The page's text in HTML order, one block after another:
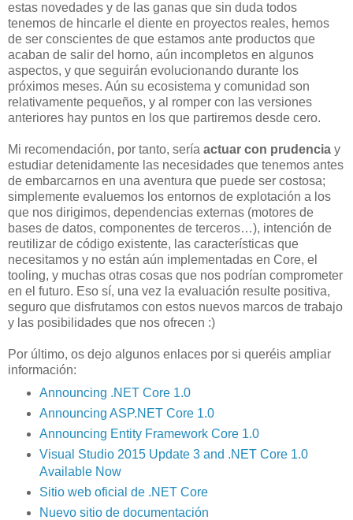
estas novedades y de las ganas que sin duda todos
tenemos de hincarle el diente en proyectos reales, hemos
de ser conscientes de que estamos ante productos que
acaban de salir del horno, aún incompletos en algunos
aspectos, y que seguirán evolucionando durante los
próximos meses. Aún su ecosistema y comunidad son
relativamente pequeños, y al romper con las versiones
anteriores hay puntos en los que partiremos desde cero.
Mi recomendación, por tanto, sería actuar con prudencia y
estudiar detenidamente las necesidades que tenemos antes
de embarcarnos en una aventura que puede ser costosa;
simplemente evaluemos los entornos de explotación a los
que nos dirigimos, dependencias externas (motores de
bases de datos, componentes de terceros…), intención de
reutilizar de código existente, las características que
necesitamos y no están aún implementadas en Core, el
tooling, y muchas otras cosas que nos podrían comprometer
en el futuro. Eso sí, una vez la evaluación resulte positiva,
seguro que disfrutamos con estos nuevos marcos de trabajo
y las posibilidades que nos ofrecen :)
Por último, os dejo algunos enlaces por si queréis ampliar
información:
Announcing .NET Core 1.0
Announcing ASP.NET Core 1.0
Announcing Entity Framework Core 1.0
Visual Studio 2015 Update 3 and .NET Core 1.0
Available Now
Sitio web oficial de .NET Core
Nuevo sitio de documentación